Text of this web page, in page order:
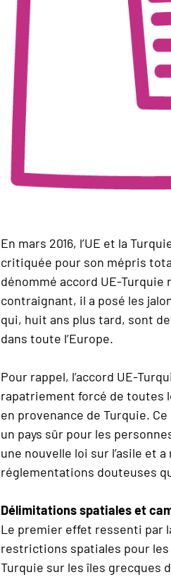
En mars 2016, l’UE et la
critiquée pour son mépris
dénommé accord UE-Turquie
contraignant, il a posé les
qui, huit ans plus tard, sont
dans toute l’Europe.
Pour rappel, l’accord UE-
rapatriement forcé de toutes
en provenance de Turquie.
un pays sûr pour les
une nouvelle loi sur l’asile et
réglementations douteuses
Délimitations spatiales et
Le premier effet ressenti par
restrictions spatiales pour
Turquie sur les îles grecques